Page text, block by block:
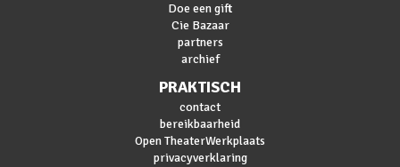
Doe een gift
Cie Bazaar
partners
archief
PRAKTISCH
contact
bereikbaarheid
Open TheaterWerkplaats
privacyverklaring